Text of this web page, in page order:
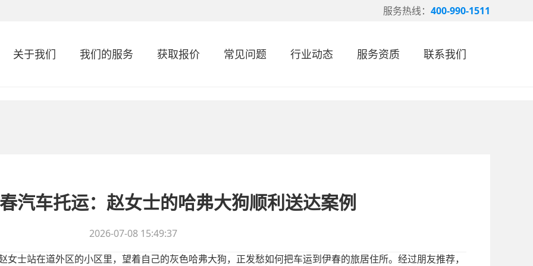
服务热线： 400-990-1511
关于我们 我们的服务 获取报价 常见问题 行业动态 服务资质 联系我们
汽车托运：赵女士的哈弗大狗顺利送达案例
2026-07-08 15:49:37
士站在道外区的小区里，望着自己的灰色哈弗大狗，正发愁如何把车运到伊春的旅居住所。经过朋友推荐，